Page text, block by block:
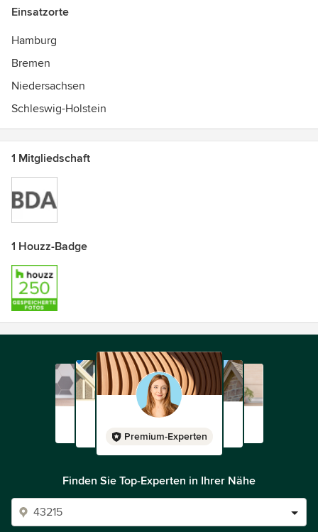
Einsatzorte
Hamburg
Bremen
Niedersachsen
Schleswig-Holstein
1 Mitgliedschaft
1 Houzz-Badge
Premium-Experten
Finden Sie Top-Experten in Ihrer Nähe